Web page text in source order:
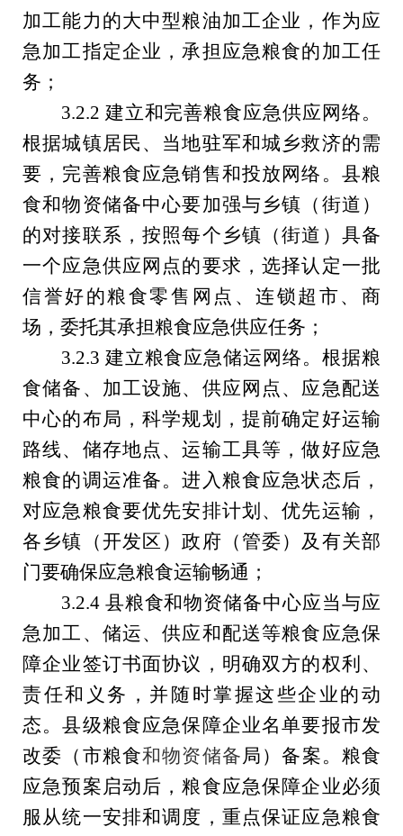
加工能力的大中型粮油加工企业，作为应
急加工指定企业，承担应急粮食的加工任
务；
3.2.2 建立和完善粮食应急供应网络。
根据城镇居民、当地驻军和城乡救济的需
要，完善粮食应急销售和投放网络。县粮
食和物资储备中心要加强与乡镇（街道）
的对接联系，按照每个乡镇（街道）具备
一个应急供应网点的要求，选择认定一批
信誉好的粮食零售网点、连锁超市、商
场，委托其承担粮食应急供应任务；
3.2.3 建立粮食应急储运网络。根据粮
食储备、加工设施、供应网点、应急配送
中心的布局，科学规划，提前确定好运输
路线、储存地点、运输工具等，做好应急
粮食的调运准备。进入粮食应急状态后，
对应急粮食要优先安排计划、优先运输，
各 乡镇（开发区）政府（管委） 及有关部
门要确保应急粮食运输畅通；
3.2.4 县粮食和物资储备中心应当与应
急加工、储运、供应和配送等粮食应急保
障企业签订书面协议，明确双方的权利、
责任和义务，并随时掌握这些企业的动
态。县级粮食应急保障企业名单要报市发
改委（市粮食和物资储备局）备案。粮食
应急预案启动后，粮食应急保障企业必须
服从统一安排和调度，重点保证应急粮食